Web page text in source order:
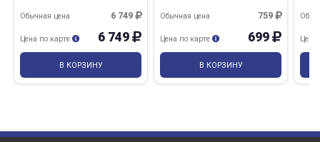
6 749
Обычная цена
6 749
Цена по карте
В КОРЗИНУ
759
Обычная цена
699
Цена по карте
В КОРЗИНУ
Цена